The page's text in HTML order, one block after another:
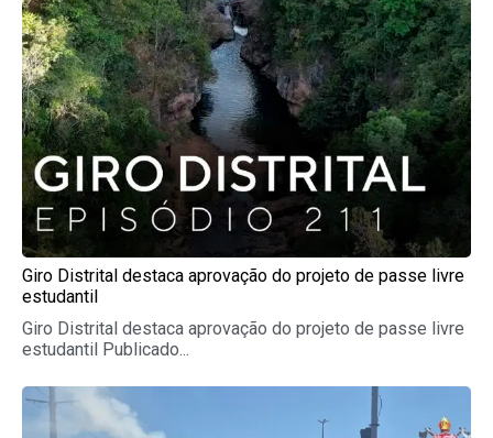
Giro Distrital destaca aprovação do projeto de passe livre
estudantil
Giro Distrital destaca aprovação do projeto de passe livre
estudantil Publicado...